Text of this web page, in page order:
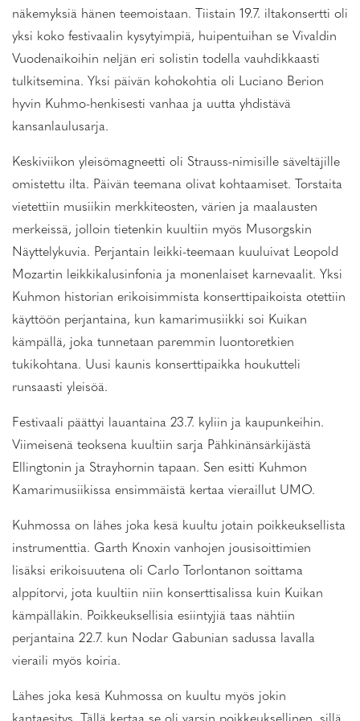
näkemyksiä hänen teemoistaan. Tiistain 19.7. iltakonsertti oli
yksi koko festivaalin kysytyimpiä, huipentuihan se Vivaldin
Vuodenaikoihin neljän eri solistin todella vauhdikkaasti
tulkitsemina. Yksi päivän kohokohtia oli Luciano Berion
hyvin Kuhmo-henkisesti vanhaa ja uutta yhdistävä
kansanlaulusarja.
Keskiviikon yleisömagneetti oli Strauss-nimisille säveltäjille
omistettu ilta. Päivän teemana olivat kohtaamiset. Torstaita
vietettiin musiikin merkkiteosten, värien ja maalausten
merkeissä, jolloin tietenkin kuultiin myös Musorgskin
Näyttelykuvia. Perjantain leikki-teemaan kuuluivat Leopold
Mozartin leikkikalusinfonia ja monenlaiset karnevaalit. Yksi
Kuhmon historian erikoisimmista konserttipaikoista otettiin
käyttöön perjantaina, kun kamarimusiikki soi Kuikan
kämpällä, joka tunnetaan paremmin luontoretkien
tukikohtana. Uusi kaunis konserttipaikka houkutteli
runsaasti yleisöä.
Festivaali päättyi lauantaina 23.7. kyliin ja kaupunkeihin.
Viimeisenä teoksena kuultiin sarja Pähkinänsärkijästä
Ellingtonin ja Strayhornin tapaan. Sen esitti Kuhmon
Kamarimusiikissa ensimmäistä kertaa vieraillut UMO.
Kuhmossa on lähes joka kesä kuultu jotain poikkeuksellista
instrumenttia. Garth Knoxin vanhojen jousisoittimien
lisäksi erikoisuutena oli Carlo Torlontanon soittama
alppitorvi, jota kuultiin niin konserttisalissa kuin Kuikan
kämpälläkin. Poikkeuksellisia esiintyjiä taas nähtiin
perjantaina 22.7. kun Nodar Gabunian sadussa lavalla
vieraili myös koiria.
Lähes joka kesä Kuhmossa on kuultu myös jokin